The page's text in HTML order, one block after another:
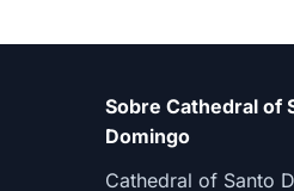
Sobre Cathedral of
Domingo
Cathedral of Santo